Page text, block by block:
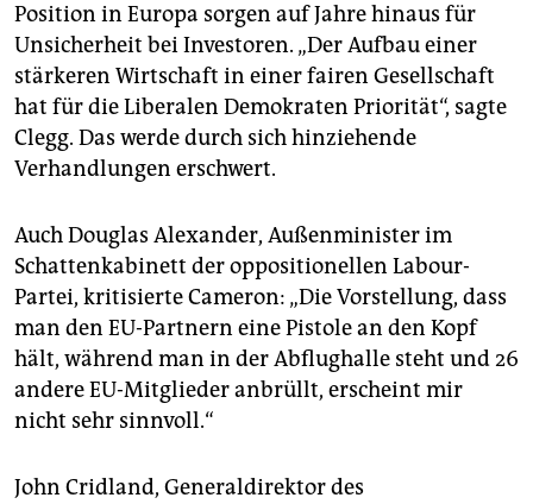
Position in Europa sorgen auf Jahre hinaus für
Unsicherheit bei Investoren. „Der Aufbau einer
stärkeren Wirtschaft in einer fairen Gesellschaft
hat für die Liberalen Demokraten Priorität“, sagte
Clegg. Das werde durch sich hinziehende
Verhandlungen erschwert.
Auch Douglas Alexander, Außenminister im
Schattenkabinett der oppositionellen Labour-
Partei, kritisierte Cameron: „Die Vorstellung, dass
man den EU-Partnern eine Pistole an den Kopf
hält, während man in der Abflughalle steht und 26
andere EU-Mitglieder anbrüllt, erscheint mir
nicht sehr sinnvoll.“
John Cridland, Generaldirektor des